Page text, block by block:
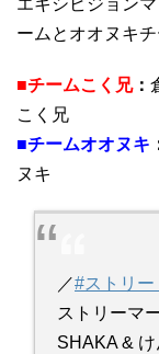
エキシビジョン
ームとオオヌキ
■チームこく兄：
こく兄
■チームオオヌキ
ヌキ
／#ストリ
ストリーマ
SHAKA &